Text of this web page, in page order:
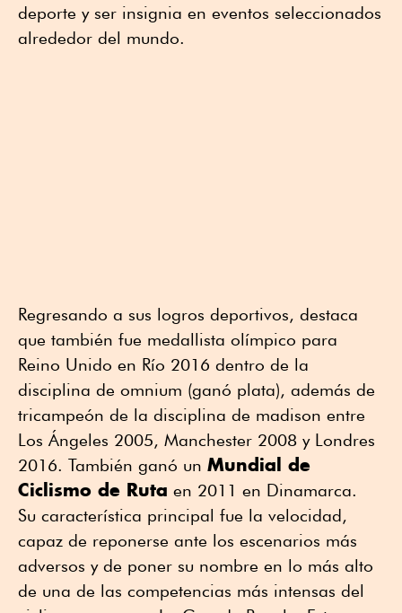
deporte y ser insignia en eventos seleccionados
alrededor del mundo.
Regresando a sus logros deportivos, destaca
que también fue medallista olímpico para
Reino Unido en Río 2016 dentro de la
disciplina de omnium (ganó plata), además de
tricampeón de la disciplina de madison entre
Los Ángeles 2005, Manchester 2008 y Londres
2016. También ganó un Mundial de
Ciclismo de Ruta en 2011 en Dinamarca.
Su característica principal fue la velocidad,
capaz de reponerse ante los escenarios más
adversos y de poner su nombre en lo más alto
de una de las competencias más intensas del